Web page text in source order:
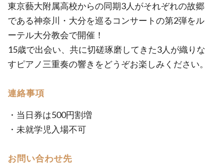
東京藝大附属高校からの同期3人がそれぞれの故郷
である神奈川・大分を巡るコンサートの第2弾をル
ーテル大分教会で開催！
15歳で出会い、共に切磋琢磨してきた3人が織りな
すピアノ三重奏の響きをどうぞお楽しみください。
連絡事項
・当日券は500円割増
・未就学児入場不可
お問い合わせ先